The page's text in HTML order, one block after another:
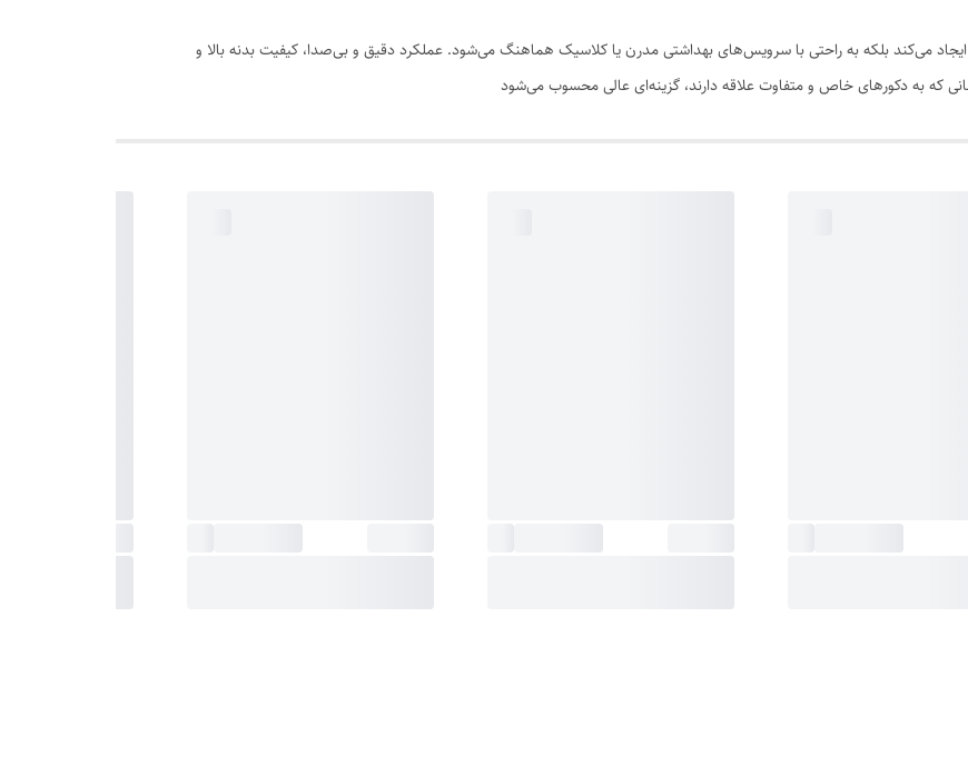
می‌کند بلکه به راحتی با سرویس‌های بهداشتی مدرن یا کلاسیک هماهنگ می‌شود. عملکرد دقیق و بی‌صدا، کیفیت بدنه بالا و
که به دکورهای خاص و متفاوت علاقه دارند، گزینه‌ای عالی محسوب می‌شود